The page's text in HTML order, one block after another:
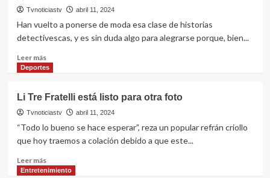
inteligencia
nuestra
Miss
Venezuela
Tvnoticiastv abril 11, 2024
Han vuelto a ponerse de moda esa clase de historias
detectivescas, y es sin duda algo para alegrarse porque, bien...
Leer másLeer
más
una
de
las
policíacas
de
Deportes
Li Tre Fratelli está listo para otra foto
Tvnoticiastv abril 11, 2024
“Todo lo bueno se hace esperar”, reza un popular refrán criollo
que hoy traemos a colación debido a que este...
Leer másLeer
más
Entretenimiento